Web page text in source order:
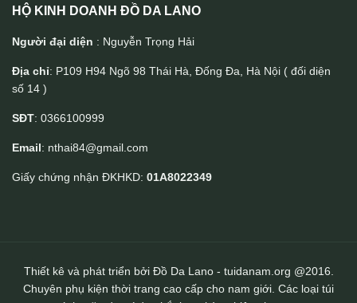
HỘ KINH DOANH ĐỒ DA LANO
Người đại diện : Nguyễn Trọng Hải
Địa chỉ: P109 H94 Ngõ 98 Thái Hà, Đống Đa, Hà Nội ( đối diện
số 14 )
SĐT: 0366100999
Email: nthai84@gmail.com
Giấy chứng nhận ĐKHKD: 01A8022349
Thiết kê và phát triển bởi Đồ Da Lano - tuidanam.org @2016.
Chuyên phụ kiện thời trang cao cấp cho nam giới. Các loại túi